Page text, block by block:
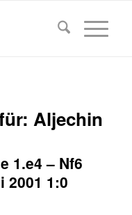
Aljechin
1.e4 – Nf6
2001 1:0